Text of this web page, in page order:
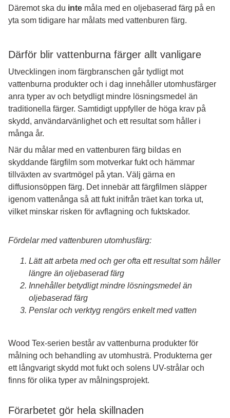
Däremot ska du inte måla med en oljebaserad färg på en
yta som tidigare har målats med vattenburen färg.
Därför blir vattenburna färger allt vanligare
Utvecklingen inom färgbranschen går tydligt mot
vattenburna produkter och i dag innehåller utomhusfärger
anra typer av och betydligt mindre lösningsmedel än
traditionella färger. Samtidigt uppfyller de höga krav på
skydd, användarvänlighet och ett resultat som håller i
många år.
När du målar med en vattenburen färg bildas en
skyddande färgfilm som motverkar fukt och hämmar
tillväxten av svartmögel på ytan. Välj gärna en
diffusionsöppen färg. Det innebär att färgfilmen släpper
igenom vattenånga så att fukt inifrån träet kan torka ut,
vilket minskar risken för avflagning och fuktskador.
Fördelar med vattenburen utomhusfärg:
Lätt att arbeta med och ger ofta ett resultat som håller
längre än oljebaserad färg
Innehåller betydligt mindre lösningsmedel än
oljebaserad färg
Penslar och verktyg rengörs enkelt med vatten
Wood Tex-serien består av vattenburna produkter för
målning och behandling av utomhusträ. Produkterna ger
ett långvarigt skydd mot fukt och solens UV-strålar och
finns för olika typer av målningsprojekt.
Förarbetet gör hela skillnaden